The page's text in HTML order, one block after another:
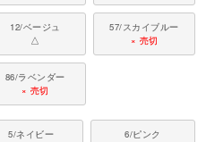
12/ベージュ
△
57/スカイブルー
× 売切
86/ラベンダー
× 売切
5/ネイビー 6/ピンク